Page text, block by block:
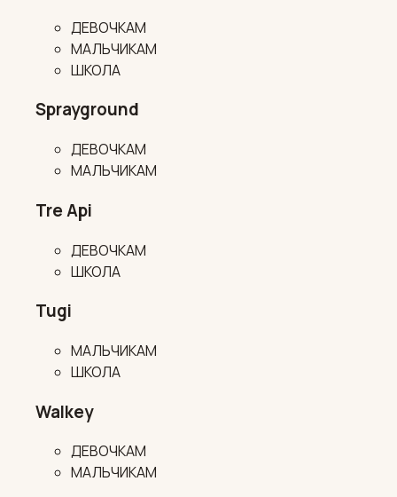
ДЕВОЧКАМ
МАЛЬЧИКАМ
ШКОЛА
Sprayground
ДЕВОЧКАМ
МАЛЬЧИКАМ
Tre Api
ДЕВОЧКАМ
ШКОЛА
Tugi
МАЛЬЧИКАМ
ШКОЛА
Walkey
ДЕВОЧКАМ
МАЛЬЧИКАМ